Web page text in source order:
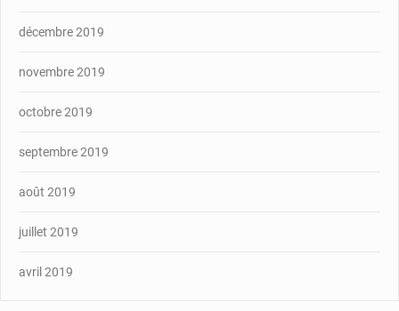
décembre 2019
novembre 2019
octobre 2019
septembre 2019
août 2019
juillet 2019
avril 2019